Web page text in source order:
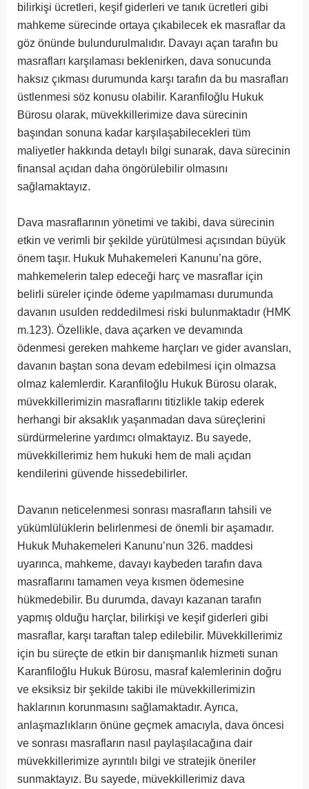
bilirkişi ücretleri, keşif giderleri ve tanık ücretleri gibi
mahkeme sürecinde ortaya çıkabilecek ek masraflar da
göz önünde bulundurulmalıdır. Davayı açan tarafın bu
masrafları karşılaması beklenirken, dava sonucunda
haksız çıkması durumunda karşı tarafın da bu masrafları
üstlenmesi söz konusu olabilir. Karanfiloğlu Hukuk
Bürosu olarak, müvekkillerimize dava sürecinin
başından sonuna kadar karşılaşabilecekleri tüm
maliyetler hakkında detaylı bilgi sunarak, dava sürecinin
finansal açıdan daha öngörülebilir olmasını
sağlamaktayız.
Dava masraflarının yönetimi ve takibi, dava sürecinin
etkin ve verimli bir şekilde yürütülmesi açısından büyük
önem taşır. Hukuk Muhakemeleri Kanunu’na göre,
mahkemelerin talep edeceği harç ve masraflar için
belirli süreler içinde ödeme yapılmaması durumunda
davanın usulden reddedilmesi riski bulunmaktadır (HMK
m.123). Özellikle, dava açarken ve devamında
ödenmesi gereken mahkeme harçları ve gider avansları,
davanın baştan sona devam edebilmesi için olmazsa
olmaz kalemlerdir. Karanfiloğlu Hukuk Bürosu olarak,
müvekkillerimizin masraflarını titizlikle takip ederek
herhangi bir aksaklık yaşanmadan dava süreçlerini
sürdürmelerine yardımcı olmaktayız. Bu sayede,
müvekkillerimiz hem hukuki hem de mali açıdan
kendilerini güvende hissedebilirler.
Davanın neticelenmesi sonrası masrafların tahsili ve
yükümlülüklerin belirlenmesi de önemli bir aşamadır.
Hukuk Muhakemeleri Kanunu’nun 326. maddesi
uyarınca, mahkeme, davayı kaybeden tarafın dava
masraflarını tamamen veya kısmen ödemesine
hükmedebilir. Bu durumda, davayı kazanan tarafın
yapmış olduğu harçlar, bilirkişi ve keşif giderleri gibi
masraflar, karşı taraftan talep edilebilir. Müvekkillerimiz
için bu süreçte de etkin bir danışmanlık hizmeti sunan
Karanfiloğlu Hukuk Bürosu, masraf kalemlerinin doğru
ve eksiksiz bir şekilde takibi ile müvekkillerimizin
haklarının korunmasını sağlamaktadır. Ayrıca,
anlaşmazlıkların önüne geçmek amacıyla, dava öncesi
ve sonrası masrafların nasıl paylaşılacağına dair
müvekkillerimize ayrıntılı bilgi ve stratejik öneriler
sunmaktayız. Bu sayede, müvekkillerimiz dava